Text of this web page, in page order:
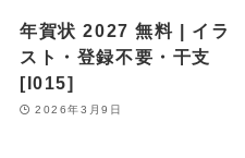
年賀状 2027 無料 | イラ
スト・登録不要・干支
[I015]
2026年3月9日